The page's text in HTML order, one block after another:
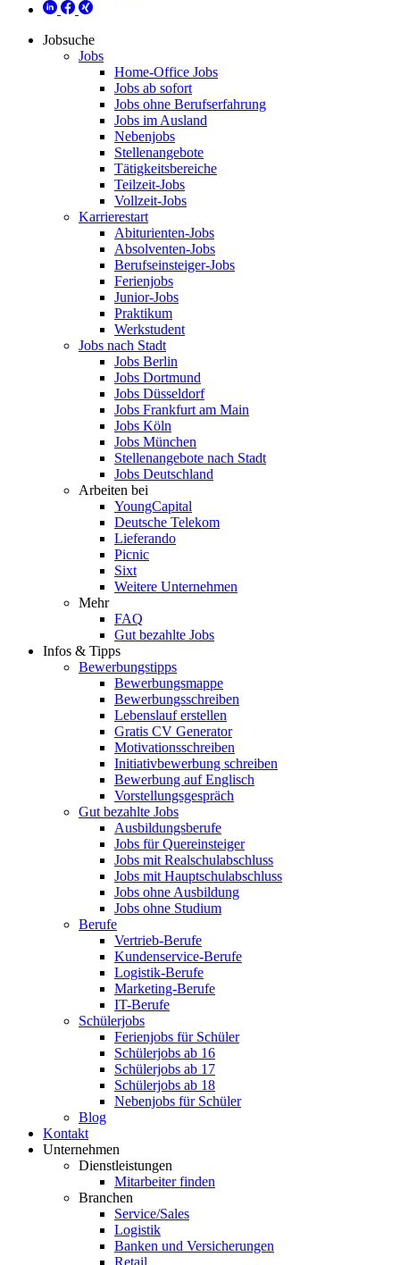
Jobsuche
Jobs
Home-Office Jobs
Jobs ab sofort
Jobs ohne Berufserfahrung
Jobs im Ausland
Nebenjobs
Stellenangebote
Tätigkeitsbereiche
Teilzeit-Jobs
Vollzeit-Jobs
Karrierestart
Abiturienten-Jobs
Absolventen-Jobs
Berufseinsteiger-Jobs
Ferienjobs
Junior-Jobs
Praktikum
Werkstudent
Jobs nach Stadt
Jobs Berlin
Jobs Dortmund
Jobs Düsseldorf
Jobs Frankfurt am Main
Jobs Köln
Jobs München
Stellenangebote nach Stadt
Jobs Deutschland
Arbeiten bei
YoungCapital
Deutsche Telekom
Lieferando
Picnic
Sixt
Weitere Unternehmen
Mehr
FAQ
Gut bezahlte Jobs
Infos & Tipps
Bewerbungstipps
Bewerbungsmappe
Bewerbungsschreiben
Lebenslauf erstellen
Gratis CV Generator
Motivationsschreiben
Initiativbewerbung schreiben
Bewerbung auf Englisch
Vorstellungsgespräch
Gut bezahlte Jobs
Ausbildungsberufe
Jobs für Quereinsteiger
Jobs mit Realschulabschluss
Jobs mit Hauptschulabschluss
Jobs ohne Ausbildung
Jobs ohne Studium
Berufe
Vertrieb-Berufe
Kundenservice-Berufe
Logistik-Berufe
Marketing-Berufe
IT-Berufe
Schülerjobs
Ferienjobs für Schüler
Schülerjobs ab 16
Schülerjobs ab 17
Schülerjobs ab 18
Nebenjobs für Schüler
Blog
Kontakt
Unternehmen
Dienstleistungen
Mitarbeiter finden
Branchen
Service/Sales
Logistik
Banken und Versicherungen
Retail